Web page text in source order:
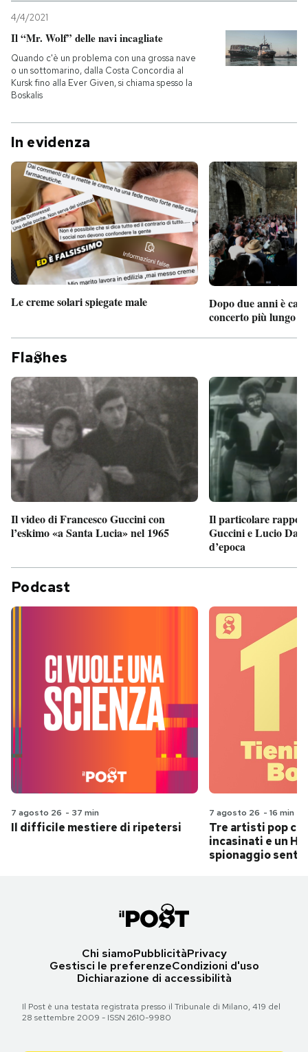
4/4/2021
Il “Mr. Wolf” delle navi incagliate
Quando c'è un problema con una grossa nave
o un sottomarino, dalla Costa Concordia al
Kursk fino alla Ever Given, si chiama spesso la
Boskalis
In evidenza
Le creme solari spiegate male
Dopo due anni è
concerto più lungo
Fla hes
Il video di Francesco Guccini con
l’eskimo «a Santa Lucia» nel 1965
Il particolare
Guccini e Lucio
d’epoca
Podcast
7 agosto 26 - 37 min
Il difficile mestiere di ripetersi
7 agosto 26 - 16 min
Tre artisti pop
incasinati e un
spionaggio
Chi siamoPubblicitàPrivacy
Gestisci le preferenzeCondizioni d'uso
Dichiarazione di accessibilità
Il Post è una testata registrata presso il Tribunale di Milano, 419 del
28 settembre 2009 - ISSN 2610-9980